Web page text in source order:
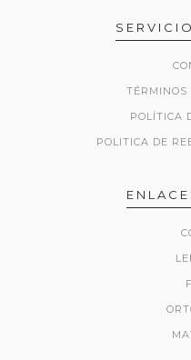
TÉRMINOS
POLÍTICA
POLITICA DE